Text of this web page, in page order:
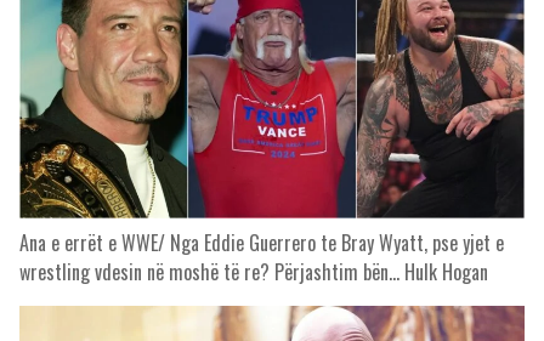
Ana e errët e WWE/ Nga Eddie Guerrero te Bray Wyatt, pse yjet e
wrestling vdesin në moshë të re? Përjashtim bën… Hulk Hogan